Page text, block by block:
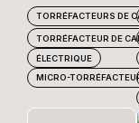
Nous
TORRÉFACTEURS DE
TORRÉFACTEUR DE
ÉLECTRIQUE
MICRO-